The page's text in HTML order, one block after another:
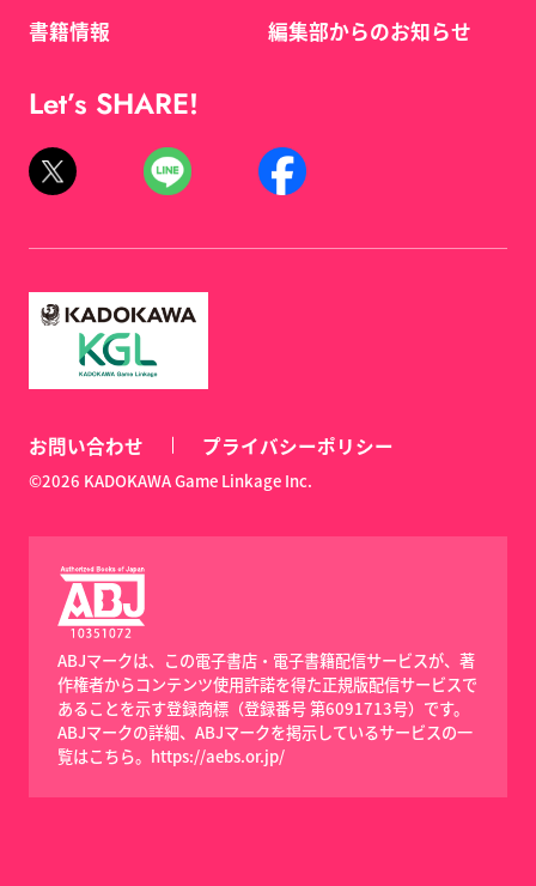
書籍情報
編集部からのお知らせ
Let’s SHARE!
お問い合わせ プライバシーポリシー
©2026 KADOKAWA Game Linkage Inc.
ABJマークは、この電子書店・電子書籍配信サービスが、著
作権者からコンテンツ使用許諾を得た正規版配信サービスで
あることを示す登録商標（登録番号 第6091713号）です。
ABJマークの詳細、ABJマークを掲示しているサービスの一
覧はこちら。 https://aebs.or.jp/